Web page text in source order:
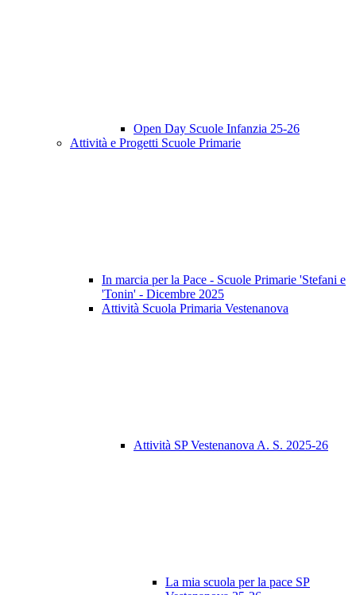
Open Day Scuole Infanzia 25-26
Attività e Progetti Scuole Primarie
In marcia per la Pace - Scuole Primarie 'Stefani e
'Tonin' - Dicembre 2025
Attività Scuola Primaria Vestenanova
Attività SP Vestenanova A. S. 2025-26
La mia scuola per la pace SP